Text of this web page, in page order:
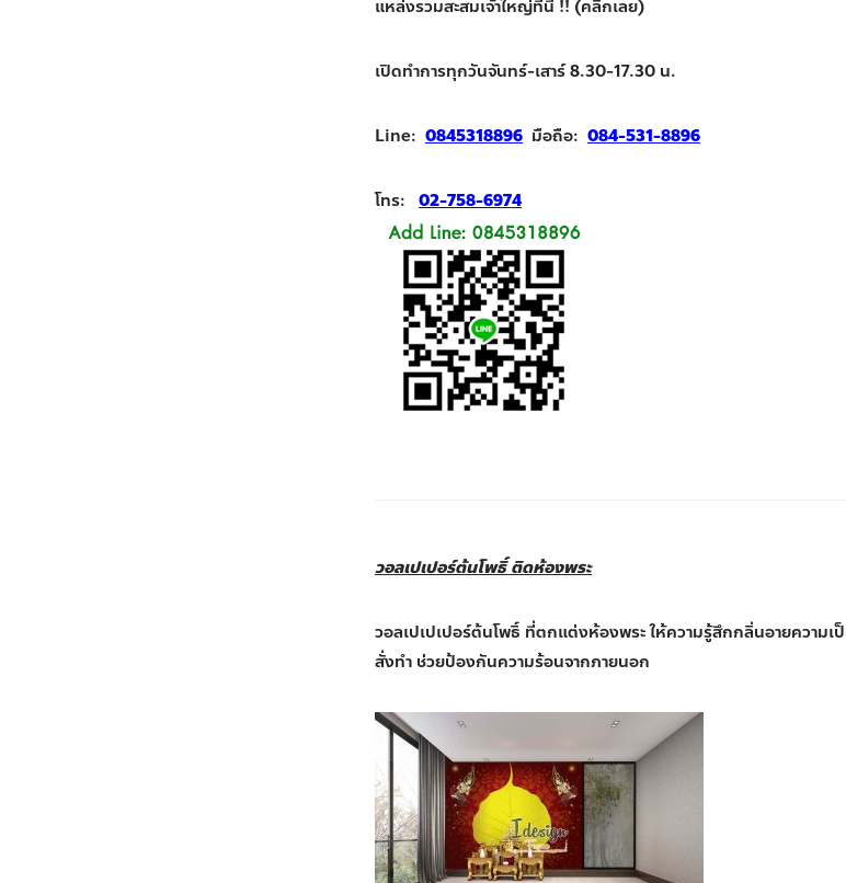
แหล่งรวมสะสมเจ้าใหญ่ที่นี่ !! (คลิกเลย)
เปิดทำการทุกวันจันทร์-เสาร์ 8.30-17.30 น.
Line: 0845318896 มือถือ: 084-531-8896
โทร: 02-758-6974
วอลเปเปอร์ต้นโพธิ์ ติดห้องพระ
วอลเปเปเปอร์ต้นโพธิ์ ที่ตกแต่งห้องพระ ให้ความรู้สึกกลิ่นอายความเ
สั่งทำ ช่วยป้องกันความร้อนจากภายนอก